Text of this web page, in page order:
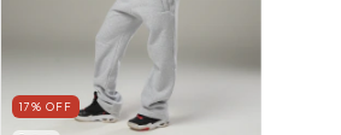
17% OFF